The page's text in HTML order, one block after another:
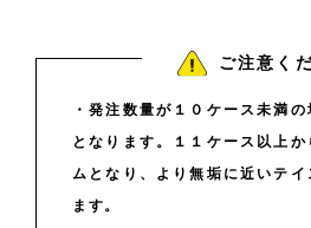
ご注意く
・発注数量が１０ケース未満
となります。１１ケース以上
ムとなり、より無垢に近いテ
ます。